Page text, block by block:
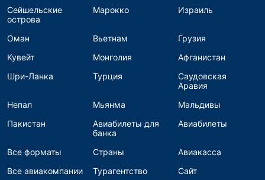
Сейшельские
острова
Марокко Израиль
Оман Вьетнам
Грузия
Кувейт
Монголия
Афганистан
Шри-Ланка
Турция
Саудовская
Аравия
Непал
Мьянма
Мальдивы
Пакистан
Авиабилеты для
банка
Авиабилеты
Все форматы Страны
Авиакасса
Все авиакомпании
Турагентство
Сайт